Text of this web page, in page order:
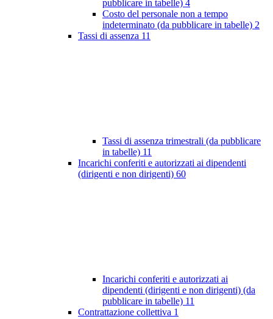
pubblicare in tabelle) 4
Costo del personale non a tempo
indeterminato (da pubblicare in tabelle) 2
Tassi di assenza 11
Tassi di assenza trimestrali (da pubblicare
in tabelle) 11
Incarichi conferiti e autorizzati ai dipendenti
(dirigenti e non dirigenti) 60
Incarichi conferiti e autorizzati ai
dipendenti (dirigenti e non dirigenti) (da
pubblicare in tabelle) 11
Contrattazione collettiva 1